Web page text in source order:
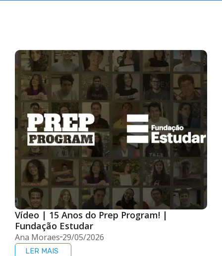
Vídeo | 15 Anos do Prep Program! |
Fundação Estudar
Ana Moraes 29/05/2026
LER MAIS